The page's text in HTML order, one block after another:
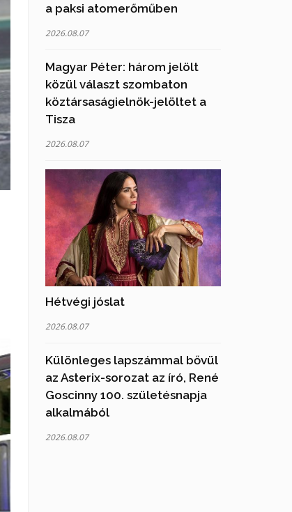
a paksi atomerőműben
2026.08.07
Magyar Péter: három jelölt
közül választ szombaton
köztársaságielnök-jelöltet a
Tisza
2026.08.07
Hétvégi jóslat
2026.08.07
Különleges lapszámmal bővül
az Asterix-sorozat az író, René
Goscinny 100. születésnapja
alkalmából
2026.08.07